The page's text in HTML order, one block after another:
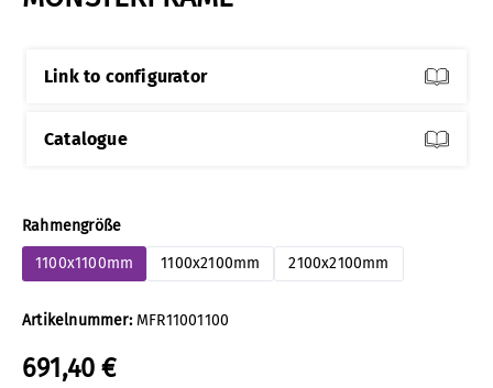
Link to configurator
Catalogue
Artikelnummer: MFR11001100
691,40 €
Rahmengrößeauswählen
1100x1100mm 1100x2100mm 2100x2100mm